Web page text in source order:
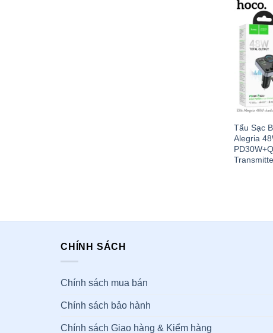
Tẩu Sạc
Alegria
CHÍNH SÁCH
Chính sách mua bán
Chính sách bảo hành
Chính sách Giao hàng & Kiểm hàng